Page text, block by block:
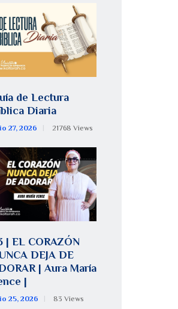
de Lectura
Diaria
27, 2026 21768 Views
| EL CORAZÓN
DEJA DE
| Aura María
|
25, 2026 83 Views